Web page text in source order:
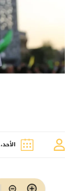
الأحد، 21-06-2026